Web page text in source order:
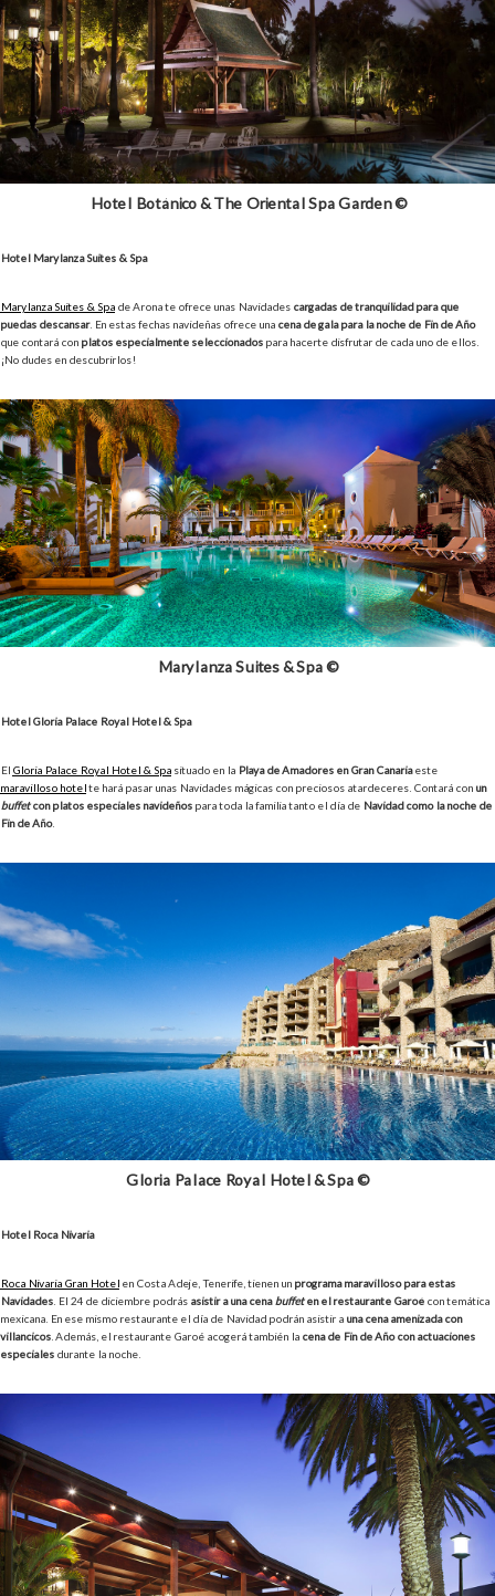
Hotel Botánico & The Oriental Spa Garden ©
Hotel Marylanza Suites & Spa
Marylanza Suites & Spa de Arona te ofrece unas Navidades cargadas de tranquilidad para que
puedas descansar. En estas fechas navideñas ofrece una cena de gala para la noche de Fin de Año
que contará con platos especialmente seleccionados para hacerte disfrutar de cada uno de ellos.
¡No dudes en descubrirlos!
Marylanza Suites & Spa ©
Hotel Gloria Palace Royal Hotel & Spa
El Gloria Palace Royal Hotel & Spa situado en la Playa de Amadores en Gran Canariaeste
maravilloso hotelte hará pasar unas Navidades mágicas con preciosos atardeceres. Contará con un
buffetcon platos especiales navideños para toda la familia tanto el día de Navidad como la noche de
Fin de Año.
Gloria Palace Royal Hotel & Spa ©
Hotel Roca Nivaria
Roca Nivaria Gran Hotel en Costa Adeje, Tenerife, tienen un programa maravilloso para estas
Navidades . El 24 de diciembre podrás asistir a una cenabuffeten el restaurante Garoé con temática
mexicana. En ese mismo restaurante el día de Navidad podrán asistir a una cena amenizada con
villancicos . Además, el restaurante Garoé acogerá también la cena de Fin de Año con actuaciones
especiales durante la noche.